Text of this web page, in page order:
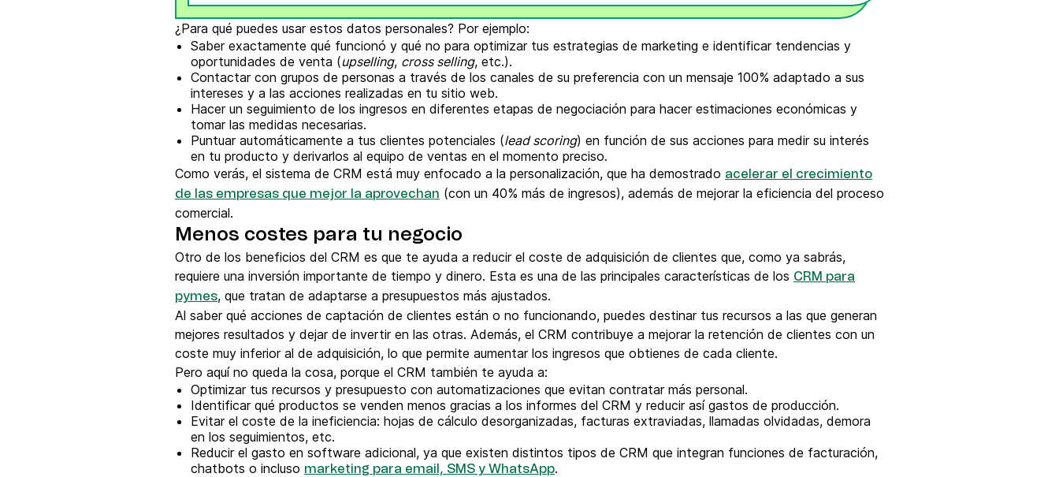
¿Para qué puedes usar estos datos personales? Por ejemplo:
Saber exactamente qué funcionó y qué no para optimizar tus estrategias de marketing e identificar tendencias y
oportunidades de venta (upselling, cross selling, etc.).
Contactar con grupos de personas a través de los canales de su preferencia con un mensaje 100% adaptado a sus
intereses y a las acciones realizadas en tu sitio web.
Hacer un seguimiento de los ingresos en diferentes etapas de negociación para hacer estimaciones económicas y
tomar las medidas necesarias.
Puntuar automáticamente a tus clientes potenciales (lead scoring) en función de sus acciones para medir su interés
en tu producto y derivarlos al equipo de ventas en el momento preciso.
Como verás, el sistema de CRM está muy enfocado a la personalización, que ha demostrado acelerar el crecimiento
de las empresas que mejor la aprovechan (con un 40% más de ingresos), además de mejorar la eficiencia del proceso
comercial.
Menos costes para tu negocio
Otro de los beneficios del CRM es que te ayuda a reducir el coste de adquisición de clientes que, como ya sabrás,
requiere una inversión importante de tiempo y dinero. Esta es una de las principales características de los CRM para
pymes, que tratan de adaptarse a presupuestos más ajustados.
Al saber qué acciones de captación de clientes están o no funcionando, puedes destinar tus recursos a las que generan
mejores resultados y dejar de invertir en las otras. Además, el CRM contribuye a mejorar la retención de clientes con un
coste muy inferior al de adquisición, lo que permite aumentar los ingresos que obtienes de cada cliente.
Pero aquí no queda la cosa, porque el CRM también te ayuda a:
Optimizar tus recursos y presupuesto con automatizaciones que evitan contratar más personal.
Identificar qué productos se venden menos gracias a los informes del CRM y reducir así gastos de producción.
Evitar el coste de la ineficiencia: hojas de cálculo desorganizadas, facturas extraviadas, llamadas olvidadas, demora
en los seguimientos, etc.
Reducir el gasto en software adicional, ya que existen distintos tipos de CRM que integran funciones de facturación,
chatbots o incluso marketing para email, SMS y WhatsApp.